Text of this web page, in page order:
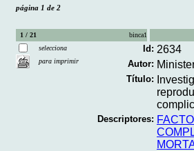
página 1 de 2
1 / 21
binca1
selecciona
para imprimir
Id: 2634
Autor:
Título:
Descriptores: